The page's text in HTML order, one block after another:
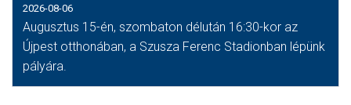
2026-08-06
Augusztus 15-én, szombaton délután 16:30-kor az
Újpest otthonában, a Szusza Ferenc Stadionban lépünk
pályára.